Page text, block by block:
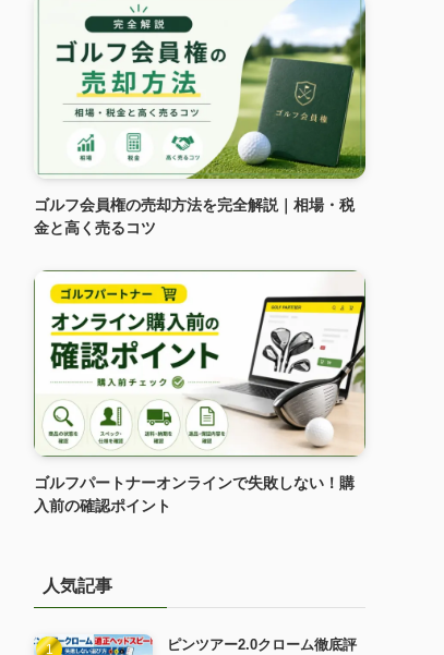
ゴルフ会員権の売却方法を完全解説｜相場・税
金と高く売るコツ
ゴルフパートナーオンラインで失敗しない！購
入前の確認ポイント
人気記事
ピンツアー2.0クローム徹底評